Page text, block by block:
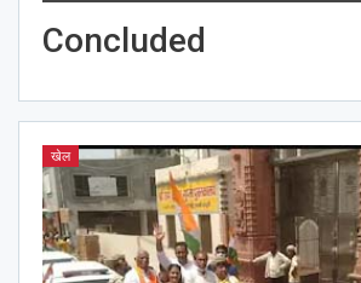
Concluded
खेल